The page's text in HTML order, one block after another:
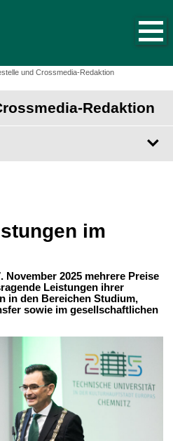
und Crossmedia-Redaktion
Redaktion
im
November 2025 mehrere Preise
Leistungen ihrer
in den Bereichen Studium,
sowie im gesellschaftlichen